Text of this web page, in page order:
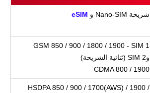
شريحة Nano-SIM و eSIM
GSM 850 / 900 / 1800 / 1900 - SIM 1
وSIM 2 (ثنائية الشريحة)
CDMA 800 / 1900
HSDPA 850 / 900 / 1700(AWS) / 1900 /